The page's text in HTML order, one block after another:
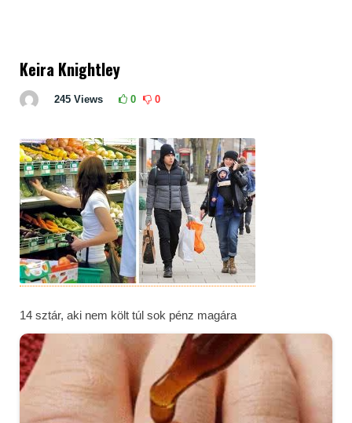
Keira Knightley
245 Views 0 0
14 sztár, aki nem költ túl sok pénz magára